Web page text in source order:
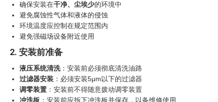
确保安装在干净、尘埃少的环境中
避免腐蚀性气体和液体的侵蚀
环境温度应控制在规定范围内
避免强磁场设备附近使用
2. 安装前准备
液压系统清洗：安装前必须彻底清洗油路
过滤器安装 ：必须安装5μm以下的过滤器
调零装置 ：安装前不得随意拨动调零装置
冲洗板 ：安装前应拆下冲洗板并保存，以备维修使用